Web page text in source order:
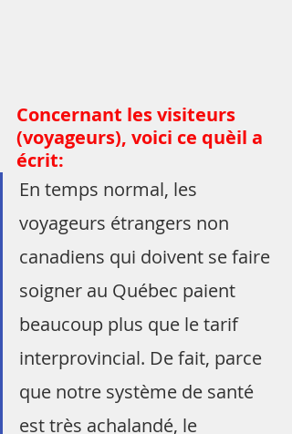
Concernant les visiteurs
(voyageurs), voici ce quèil a
écrit:
En temps normal, les
voyageurs étrangers non
canadiens qui doivent se faire
soigner au Québec paient
beaucoup plus que le tarif
interprovincial. De fait, parce
que notre système de santé
est très achalandé, le